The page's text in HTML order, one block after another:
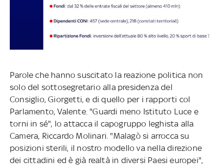
Parole che hanno suscitato la reazione politica non
solo del sottosegretario alla presidenza del
Consiglio, Giorgetti, e di quello per i rapporti col
Parlamento, Valente. "Guardi meno Istituto Luce e
torni in sé", lo attacca il capogruppo leghista alla
Camera, Riccardo Molinari. "Malagò si arrocca su
posizioni sterili, il nostro modello va nella direzione
dei cittadini ed è già realtà in diversi Paesi europei",